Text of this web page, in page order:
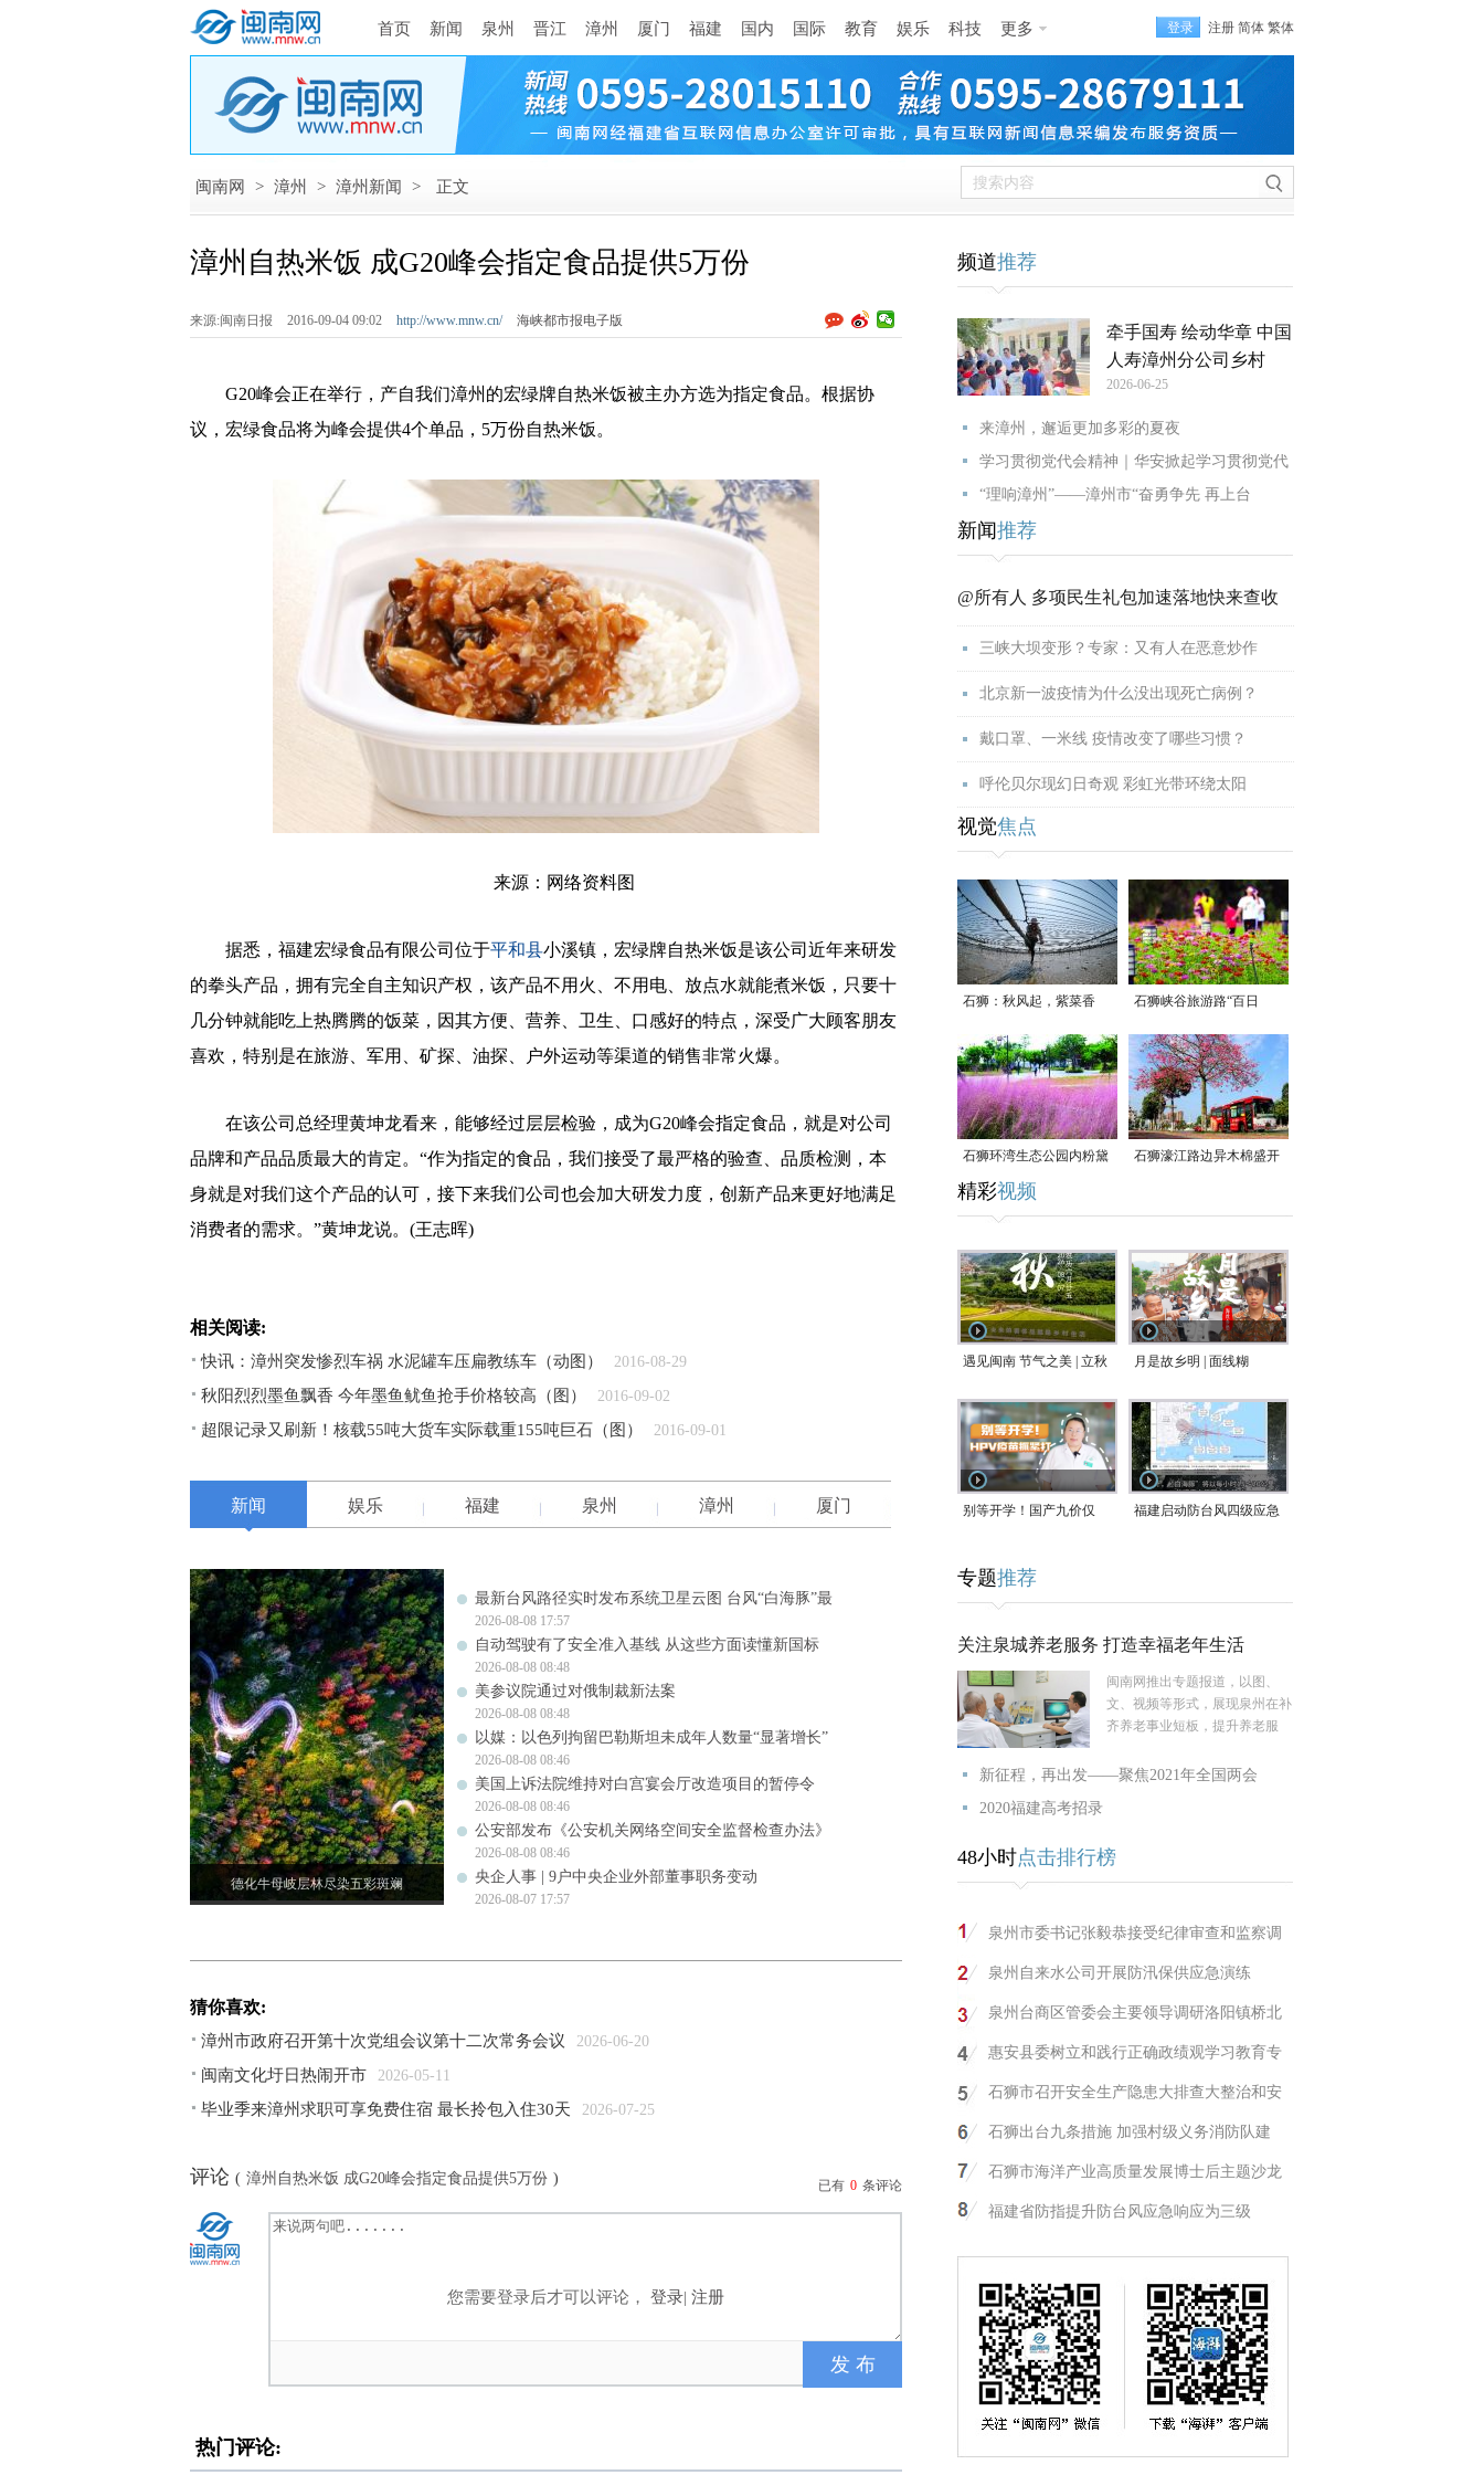
首页 新闻 泉州 晋江 漳州 厦门 福建 国内 国际 教育 娱乐 科技 更多 登录 注册 简体 繁体
闽南网 > 漳州 > 漳州新闻 > 正文
漳州自热米饭 成G20峰会指定食品提供5万份
来源:闽南日报 2016-09-04 09:02 http://www.mnw.cn/ 海峡都市报电子版
G20峰会正在举行，产自我们漳州的宏绿牌自热米饭被主办方选为指定食品。根据协
议，宏绿食品将为峰会提供4个单品，5万份自热米饭。
来源：网络资料图
据悉，福建宏绿食品有限公司位于平和县小溪镇，宏绿牌自热米饭是该公司近年来研发
的拳头产品，拥有完全自主知识产权，该产品不用火、不用电、放点水就能煮米饭，只要十
几分钟就能吃上热腾腾的饭菜，因其方便、营养、卫生、口感好的特点，深受广大顾客朋友
喜欢，特别是在旅游、军用、矿探、油探、户外运动等渠道的销售非常火爆。
在该公司总经理黄坤龙看来，能够经过层层检验，成为G20峰会指定食品，就是对公司
品牌和产品品质最大的肯定。“作为指定的食品，我们接受了最严格的验查、品质检测，本
身就是对我们这个产品的认可，接下来我们公司也会加大研发力度，创新产品来更好地满足
消费者的需求。”黄坤龙说。(王志晖)
相关阅读:
快讯：漳州突发惨烈车祸 水泥罐车压扁教练车（动图） 2016-08-29
秋阳烈烈墨鱼飘香 今年墨鱼鱿鱼抢手价格较高（图） 2016-09-02
超限记录又刷新！核载55吨大货车实际载重155吨巨石（图） 2016-09-01
新闻 娱乐 福建 泉州 漳州 厦门
德化牛母岐层林尽染五彩斑斓
最新台风路径实时发布系统卫星云图 台风“白海豚”最
2026-08-08 17:57
自动驾驶有了安全准入基线 从这些方面读懂新国标
2026-08-08 08:48
美参议院通过对俄制裁新法案
2026-08-08 08:48
以媒：以色列拘留巴勒斯坦未成年人数量“显著增长”
2026-08-08 08:46
美国上诉法院维持对白宫宴会厅改造项目的暂停令
2026-08-08 08:46
公安部发布《公安机关网络空间安全监督检查办法》
2026-08-08 08:46
央企人事 | 9户中央企业外部董事职务变动
2026-08-07 17:57
猜你喜欢:
漳州市政府召开第十次党组会议第十二次常务会议 2026-06-20
闽南文化圩日热闹开市 2026-05-11
毕业季来漳州求职可享免费住宿 最长拎包入住30天 2026-07-25
评论 ( 漳州自热米饭 成G20峰会指定食品提供5万份 ) 已有 0 条评论
您需要登录后才可以评论， 登录| 注册
热门评论:
频道推荐
牵手国寿 绘动华章 中国
人寿漳州分公司乡村
2026-06-25
来漳州，邂逅更加多彩的夏夜
学习贯彻党代会精神｜华安掀起学习贯彻党代
“理响漳州”——漳州市“奋勇争先 再上台
新闻推荐
@所有人 多项民生礼包加速落地快来查收
三峡大坝变形？专家：又有人在恶意炒作
北京新一波疫情为什么没出现死亡病例？
戴口罩、一米线 疫情改变了哪些习惯？
呼伦贝尔现幻日奇观 彩虹光带环绕太阳
视觉焦点
石狮：秋风起，紫菜香 石狮峡谷旅游路“百日
草”争相斗艳
石狮环湾生态公园内粉黛
乱子草盛放
石狮濠江路边异木棉盛开
精彩视频
遇见闽南 节气之美 | 立秋 月是故乡明 | 面线糊
别等开学！国产九价仅
紧打
福建启动防台风四级应急
专题推荐
关注泉城养老服务 打造幸福老年生活
闽南网推出专题报道，以图、
文、视频等形式，展现泉州在补
齐养老事业短板，提升养老服
新征程，再出发——聚焦2021年全国两会
2020福建高考招录
48小时点击排行榜
泉州市委书记张毅恭接受纪律审查和监察调
泉州自来水公司开展防汛保供应急演练
泉州台商区管委会主要领导调研洛阳镇桥北
惠安县委树立和践行正确政绩观学习教育专
石狮市召开安全生产隐患大排查大整治和安
石狮出台九条措施 加强村级义务消防队建
石狮市海洋产业高质量发展博士后主题沙龙
福建省防指提升防台风应急响应为三级